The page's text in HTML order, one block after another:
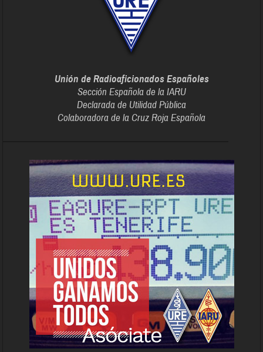
Unión de Radioaficionados Españoles
Sección Española de la IARU
Declarada de Utilidad Pública
Colaboradora de la Cruz Roja Española